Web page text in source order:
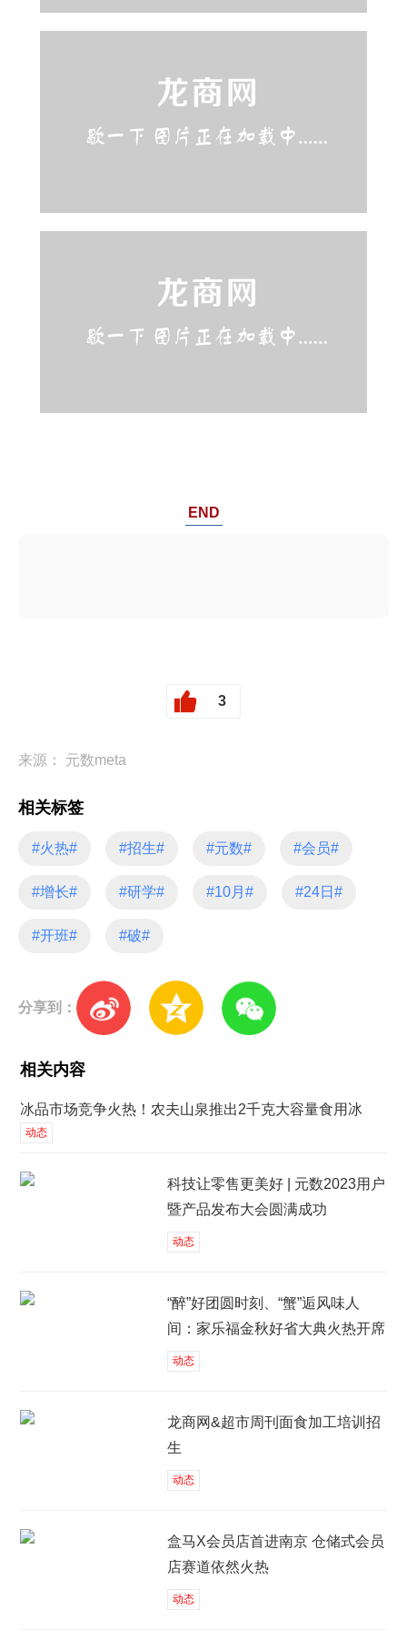
END
3
来源： 元数meta
相关标签
#火热# #招生# #元数# #会员#
#增长# #研学# #10月# #24日#
#开班# #破#
分享到：
相关内容
冰品市场竞争火热！农夫山泉推出2千克大容量食用冰
动态
科技让零售更美好 | 元数2023用户
暨产品发布大会圆满成功
动态
“醉”好团圆时刻、“蟹”逅风味人
间：家乐福金秋好省大典火热开席
动态
龙商网&超市周刊面食加工培训招
生
动态
盒马X会员店首进南京 仓储式会员
店赛道依然火热
动态